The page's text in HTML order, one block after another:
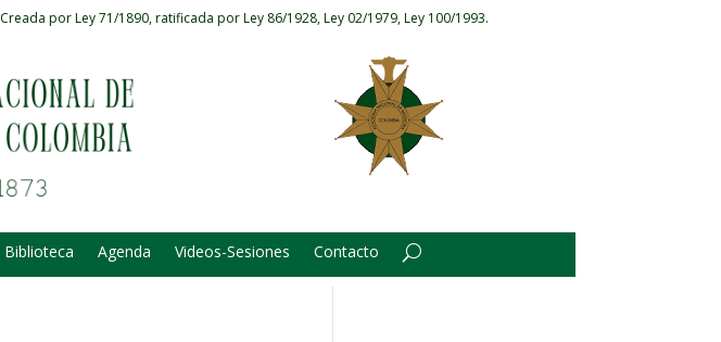
Creada por Ley 71/1890, ratificada por Ley 86/1928, Ley 02/1979, Ley 100/1993.
Biblioteca Agenda Videos-Sesiones Contacto